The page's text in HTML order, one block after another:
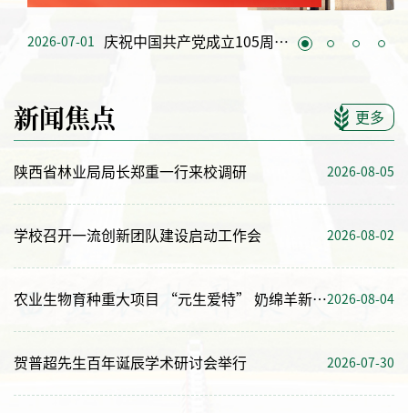
2026-07-01 庆祝中国共产党成立105周年大会在京隆重举行 2026-07-10
新闻焦点 更多
陕西省林业局局长郑重一行来校调研 2026-08-05
学校召开一流创新团队建设启动工作会 2026-08-02
农业生物育种重大项目 “元生爱特” 奶绵羊新品种观摩展示会举办2026-08-04
贺普超先生百年诞辰学术研讨会举行 2026-07-30